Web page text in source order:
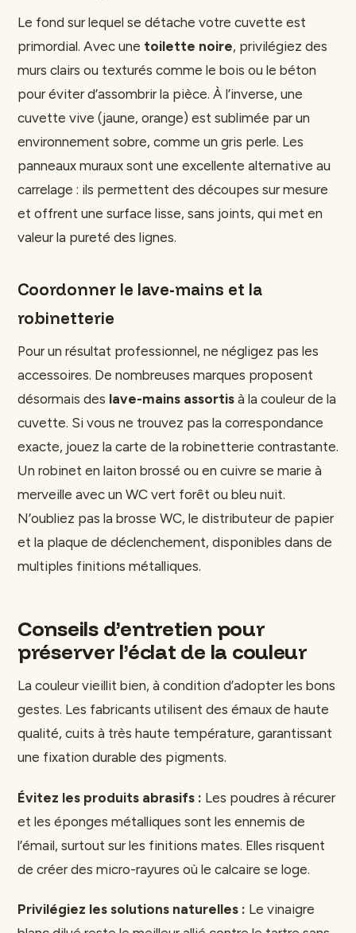
Le fond sur lequel se détache votre cuvette est
primordial. Avec une toilette noire, privilégiez des
murs clairs ou texturés comme le bois ou le béton
pour éviter d’assombrir la pièce. À l’inverse, une
cuvette vive (jaune, orange) est sublimée par un
environnement sobre, comme un gris perle. Les
panneaux muraux sont une excellente alternative au
carrelage : ils permettent des découpes sur mesure
et offrent une surface lisse, sans joints, qui met en
valeur la pureté des lignes.
Coordonner le lave-mains et la
robinetterie
Pour un résultat professionnel, ne négligez pas les
accessoires. De nombreuses marques proposent
désormais des lave-mains assortis à la couleur de la
cuvette. Si vous ne trouvez pas la correspondance
exacte, jouez la carte de la robinetterie contrastante.
Un robinet en laiton brossé ou en cuivre se marie à
merveille avec un WC vert forêt ou bleu nuit.
N’oubliez pas la brosse WC, le distributeur de papier
et la plaque de déclenchement, disponibles dans de
multiples finitions métalliques.
Conseils d’entretien pour
préserver l’éclat de la couleur
La couleur vieillit bien, à condition d’adopter les bons
gestes. Les fabricants utilisent des émaux de haute
qualité, cuits à très haute température, garantissant
une fixation durable des pigments.
Évitez les produits abrasifs : Les poudres à récurer
et les éponges métalliques sont les ennemis de
l’émail, surtout sur les finitions mates. Elles risquent
de créer des micro-rayures où le calcaire se loge.
Privilégiez les solutions naturelles : Le vinaigre